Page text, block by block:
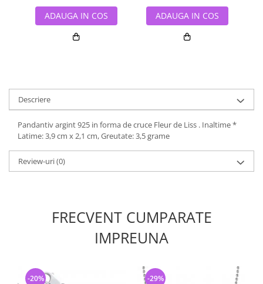
ADAUGA IN COS ADAUGA IN COS
Descriere
Pandantiv argint 925 in forma de cruce Fleur de Liss . Inaltime *
Latime: 3,9 cm x 2,1 cm, Greutate: 3,5 grame
Review-uri(0)
FRECVENT CUMPARATE
IMPREUNA
-20% -29%